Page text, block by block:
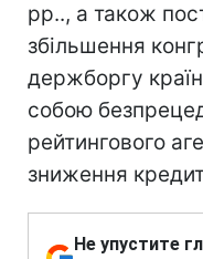
рр.., а також
збільшення
держборгу
собою
рейтингового
зниження
Не упустите